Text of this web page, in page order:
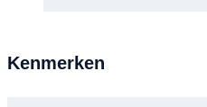
Kenmerken